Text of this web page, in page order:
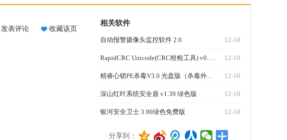
发表评论 收藏该页
相关软件
12-10
自动报警摄像头监控软件 2.0
12-10
RapidCRC Unicode(CRC校检工具) v0.3.17 绿色中文版
12-10
精睿心锁PE杀毒V3.0 光盘版（杀毒外置版）
12-10
深山红叶系统安全盾 v1.39 绿色版
12-10
银河安全卫士 3.90绿色免费版
分享到：